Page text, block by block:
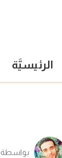
الرئيسيَّة
بواسطة